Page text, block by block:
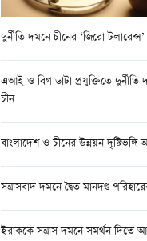
দুর্নীতি দমনে চীনের ‘জিরো টলারেন্স’
এআই ও বিগ ডাটা প্রযুক্তিতে
চীন
বাংলাদেশ ও চীনের উন্নয়ন দৃষ্টিভঙ্গি
সন্ত্রাসবাদ দমনে দ্বৈত মানদণ্ড
ইরাককে সন্ত্রাস দমনে সমর্থন দিতে